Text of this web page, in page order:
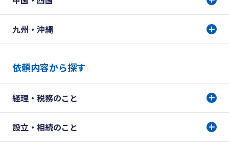
九州・沖縄
依頼内容から探す
経理・税務のこと
設立・相続のこと